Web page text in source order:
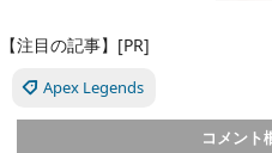
【注目の記事】[PR]
Apex Legends
コメント